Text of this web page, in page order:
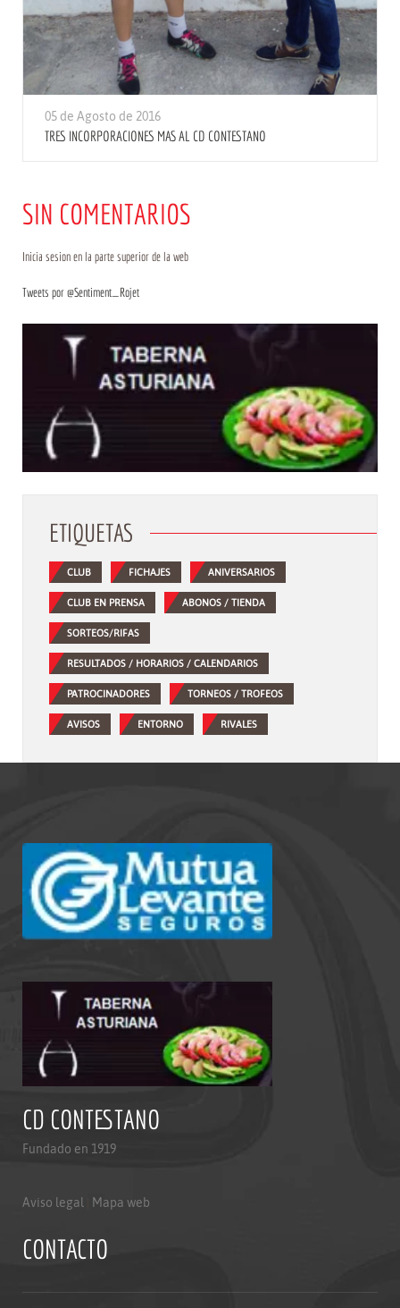
05 de Agosto de 2016
TRES INCORPORACIONES MAS AL CD CONTESTANO
SIN COMENTARIOS
Inicia sesion en la parte superior de la web
Tweets por @Sentiment_Rojet
ETIQUETAS
CLUB FICHAJES ANIVERSARIOS
CLUB EN PRENSA ABONOS / TIENDA
SORTEOS/RIFAS
RESULTADOS / HORARIOS / CALENDARIOS
PATROCINADORES TORNEOS / TROFEOS
AVISOS ENTORNO RIVALES
CD CONTESTANO
Fundado en 1919
Aviso legal Mapa web
CONTACTO